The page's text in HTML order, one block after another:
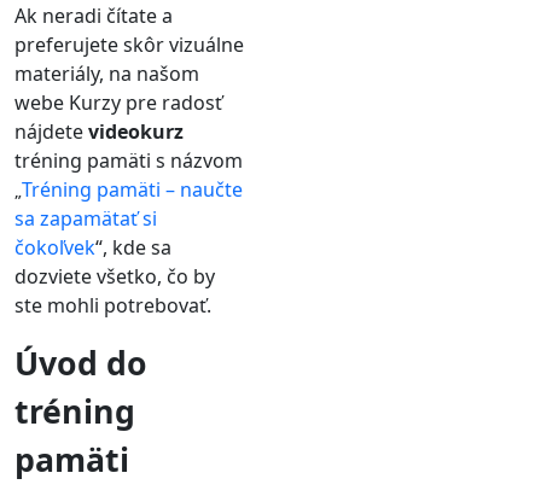
Ak neradi čítate a
preferujete skôr vizuálne
materiály, na našom
webe Kurzy pre radosť
nájdetevideokurz
tréning pamäti s názvom
Tréning pamäti – naučte
sa zapamätať si
čokoľvek“, kde sa
dozviete všetko, čo by
ste mohli potrebovať.
Úvod do
tréning
pamäti